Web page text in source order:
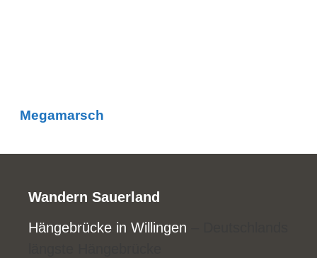
Megamarsch
Wandern Sauerland
Hängebrücke in Willingen